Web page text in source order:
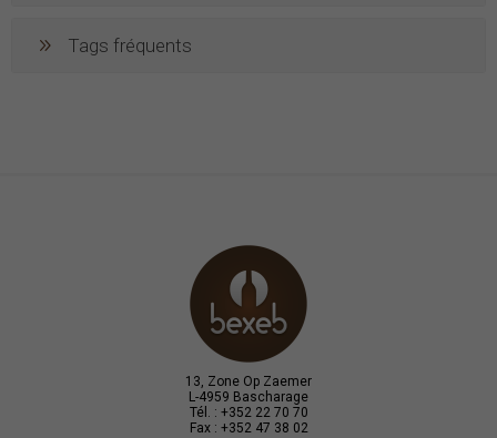
Tags fréquents
13, Zone Op Zaemer
L-4959 Bascharage
Tél. : +352 22 70 70
Fax : +352 47 38 02